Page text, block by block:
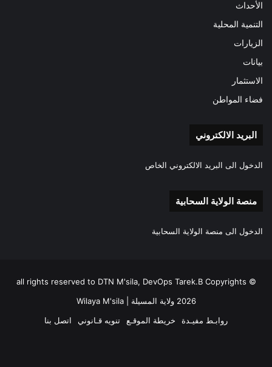
الأحداث
التنمية المحلية
الزيارات
بيانات
الاستثمار
فضاء المواطن
البريد الالكتروني
الدخول الى البريد الالكتروني الخاص
منصة الولاية السحابية
الدخول الى منصة الولاية السحابية
all rights reserved to DTN M'sila, DevOps Tarek.B Copyrights ©
2026 ولاية المسيلة | Wilaya M'sila
روابـط مفيـدة
خريطة الموقـع تنويه قـانوني اتصل بنا